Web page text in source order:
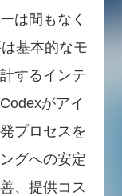
は間もなく
基本的なモ
するインテ
がアイ
プロセスを
グへの安定
、提供コス